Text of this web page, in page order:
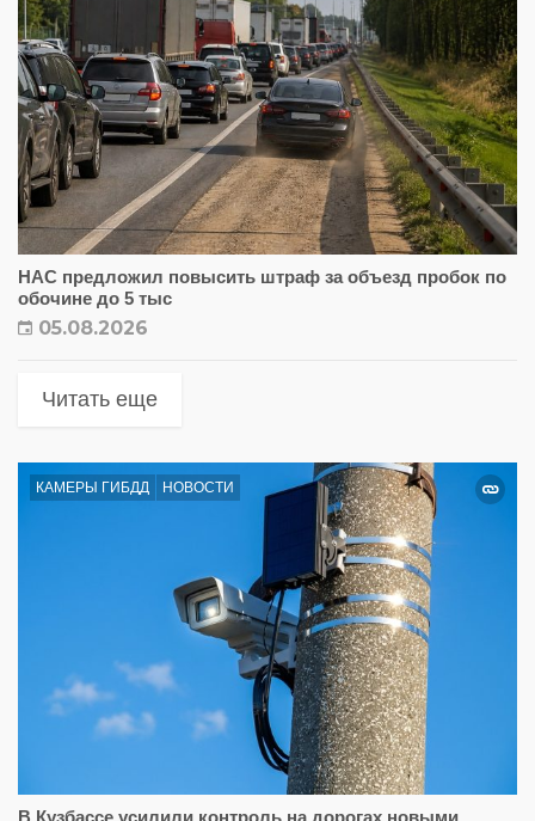
НАС предложил повысить штраф за объезд пробок по
обочине до 5 тыс
05.08.2026
Читать еще
КАМЕРЫ ГИБДД НОВОСТИ